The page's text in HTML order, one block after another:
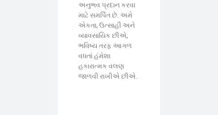
અનુભવ પ્રદાન કરવા
માટે સમર્પિત છે. અમે
એકતા, ઉત્સાહી અને
વ્યાવસાયિક છીએ,
ભવિષ્ય તરફ આગળ
વધતાં હંમેશા
હકારાત્મક વલણ
જાળવી રાખીએ છીએ.